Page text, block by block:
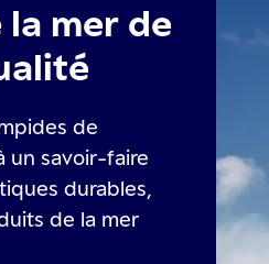
mer de
de
un savoir-faire
durables,
de la mer